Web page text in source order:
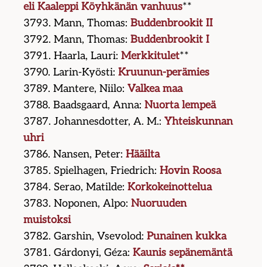
eli Kaaleppi Köyhkänän vanhuus**
3793. Mann, Thomas:Buddenbrookit II
3792. Mann, Thomas:Buddenbrookit I
3791. Haarla, Lauri:Merkkitulet**
3790. Larin-Kyösti:Kruunun-perämies
3789. Mantere, Niilo:Valkea maa
3788. Baadsgaard, Anna:Nuorta lempeä
3787. Johannesdotter, A. M.:Yhteiskunnan
uhri
3786. Nansen, Peter:Hääilta
3785. Spielhagen, Friedrich:Hovin Roosa
3784. Serao, Matilde:Korkokeinottelua
3783. Noponen, Alpo:Nuoruuden
muistoksi
3782. Garshin, Vsevolod:Punainen kukka
3781. Gárdonyi, Géza:Kaunis sepänemäntä